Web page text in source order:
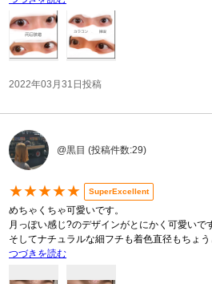
2022年03月31日投稿
@黒目 (投稿件数:29)
★★★★★ SuperExcellent
めちゃくちゃ可愛いです。
月っぽい感じ?のデザインがとにかく可愛いで
そしてナチュラルな細フチも着色直径もちょう
つづきを読む